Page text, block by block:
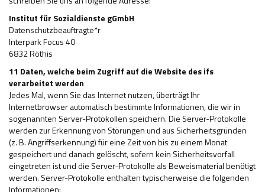
Institut für Sozialdienste gGmbH
Datenschutzbeauftragte*r
Interpark Focus 40
6832 Röthis
11 Daten, welche beim Zugriff auf die Website des ifs
verarbeitet werden
Jedes Mal, wenn Sie das Internet nutzen, überträgt Ihr
Internetbrowser automatisch bestimmte Informationen, die wir in
sogenannten Server-Protokollen speichern. Die Server-Protokolle
werden zur Erkennung von Störungen und aus Sicherheitsgründen
(z. B. Angriffserkennung) für eine Zeit von bis zu einem Monat
gespeichert und danach gelöscht, sofern kein Sicherheitsvorfall
eingetreten ist und die Server-Protokolle als Beweismaterial benötigt
werden. Server-Protokolle enthalten typischerweise die folgenden
Informationen: